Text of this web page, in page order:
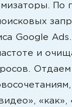
По
Google
и
Отдаем
«как»,